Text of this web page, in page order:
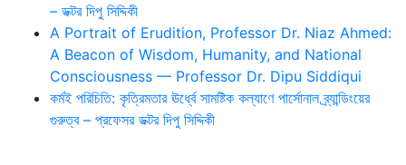
– ডক্টর দিপু সিদ্দিকী
A Portrait of Erudition, Professor Dr. Niaz Ahmed:
A Beacon of Wisdom, Humanity, and National
Consciousness — Professor Dr. Dipu Siddiqui
কর্মই পরিচিতি: কৃত্রিমতার ঊর্ধ্বে সামষ্টিক কল্যাণে পার্সোনাল ব্র্যান্ডিংয়ের
গুরুত্ব – প্রফেসর ডক্টর দিপু সিদ্দিকী